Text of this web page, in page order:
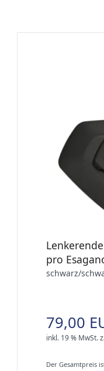
pro
schwarz/
79,00
inkl. 19 % MwSt.
Der Gesamtpreis